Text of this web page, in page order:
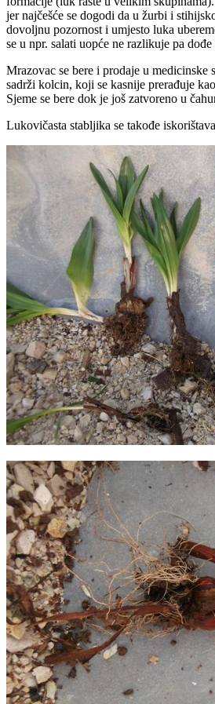
jer najčešće se dogodi da u žurbi i
dovoljnu pozornost i umjesto luka
se u npr. salati uopće ne razlikuje pa
Mrazovac se bere i prodaje u medicinske
sadrži kolcin, koji se kasnije prerađuje
Sjeme se bere dok je još zatvoreno u
Lukovičasta stabljika se takođe